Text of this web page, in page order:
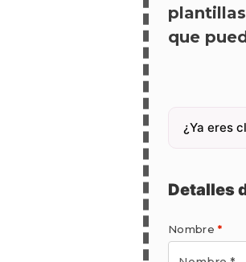
que
¿Ya eres
Detalles
Nombre*